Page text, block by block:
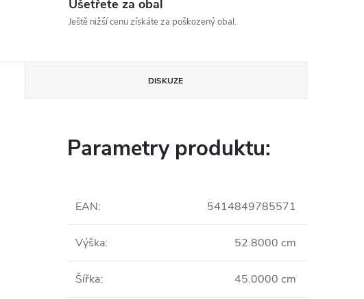
Ušetřete za obal
Ještě nižší cenu získáte za poškozený obal.
DISKUZE
Parametry produktu:
EAN: 5414849785571
Výška: 52.8000 cm
Šířka: 45.0000 cm